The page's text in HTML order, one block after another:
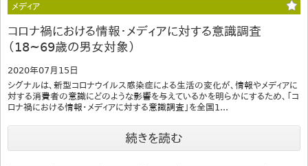
メディア
コロナ禍における情報・メディアに対する意識調査
（18~69歳の男女対象）
2020年07月15日
シグナルは、新型コロナウイルス感染症による生活の変化が、情報やメディアに
対する消費者の意識にどのような影響を与えているかを明らかにするため、「コ
ロナ禍における情報・メディアに対する意識調査」を全国1...
続きを読む